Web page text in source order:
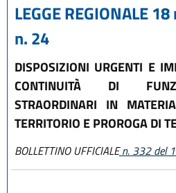
LEGGE REGIONALE
n. 24
DISPOSIZIONI URGENTI E
CONTINUITÀ DI
STRAORDINARI IN
TERRITORIO E PROROGA DI
BOLLETTINO UFFICIALEn. 332 del